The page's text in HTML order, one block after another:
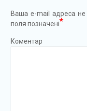
Ваша e-mail адреса
поля позначені*
Коментар